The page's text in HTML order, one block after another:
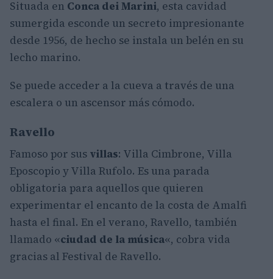
Situada en Conca dei Marini, esta cavidad
sumergida esconde un secreto impresionante
desde 1956, de hecho se instala un belén en su
lecho marino.
Se puede acceder a la cueva a través de una
escalera o un ascensor más cómodo.
Ravello
Famoso por sus villas: Villa Cimbrone, Villa
Eposcopio y Villa Rufolo. Es una parada
obligatoria para aquellos que quieren
experimentar el encanto de la costa de Amalfi
hasta el final. En el verano, Ravello, también
llamado «ciudad de la música«, cobra vida
gracias al Festival de Ravello.